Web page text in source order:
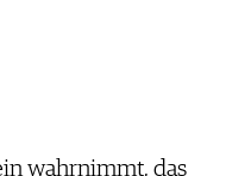
wahrnimmt, das